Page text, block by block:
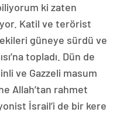
ki zaten
Katil ve terörist
güneye sürdü ve
topladı. Dün de
ve Gazzeli masum
Allah’tan rahmet
İsrail’i de bir kere